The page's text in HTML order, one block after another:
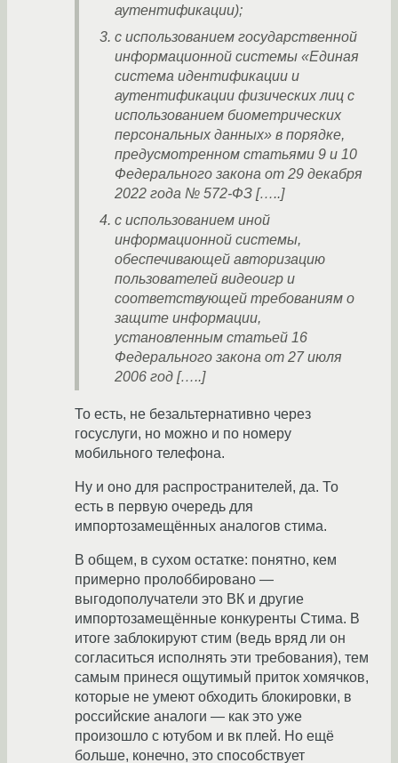
аутентификации);
с использованием государственной
информационной системы «Единая
система идентификации и
аутентификации физических лиц с
использованием биометрических
персональных данных» в порядке,
предусмотренном статьями 9 и 10
Федерального закона от 29 декабря
2022 года № 572-ФЗ […..]
с использованием иной
информационной системы,
обеспечивающей авторизацию
пользователей видеоигр и
соответствующей требованиям о
защите информации,
установленным статьей 16
Федерального закона от 27 июля
2006 год […..]
То есть, не безальтернативно через
госуслуги, но можно и по номеру
мобильного телефона.
Ну и оно для распространителей, да. То
есть в первую очередь для
импортозамещённых аналогов стима.
В общем, в сухом остатке: понятно, кем
примерно пролоббировано —
выгодополучатели это ВК и другие
импортозамещённые конкуренты Стима. В
итоге заблокируют стим (ведь вряд ли он
согласиться исполнять эти требования), тем
самым принеся ощутимый приток хомячков,
которые не умеют обходить блокировки, в
российские аналоги — как это уже
произошло с ютубом и вк плей. Но ещё
больше, конечно, это способствует